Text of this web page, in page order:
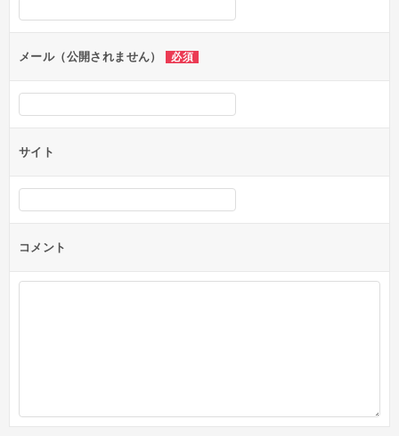
メール（公開されません） 必須
サイト
コメント